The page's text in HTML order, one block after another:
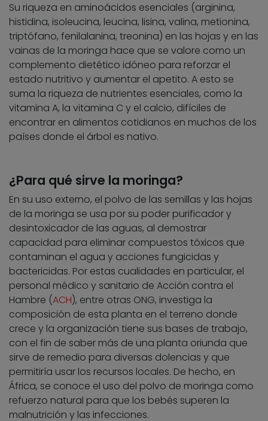
Su riqueza en aminoácidos esenciales (arginina,
histidina, isoleucina, leucina, lisina, valina, metionina,
triptófano, fenilalanina, treonina) en las hojas y en las
vainas de la moringa hace que se valore como un
complemento dietético idóneo para reforzar el
estado nutritivo y aumentar el apetito. A esto se
suma la riqueza de nutrientes esenciales, como la
vitamina A, la vitamina C y el calcio, difíciles de
encontrar en alimentos cotidianos en muchos de los
países donde el árbol es nativo.
¿Para qué sirve la moringa?
En su uso externo, el polvo de las semillas y las hojas
de la moringa se usa por su poder purificador y
desintoxicador de las aguas, al demostrar
capacidad para eliminar compuestos tóxicos que
contaminan el agua y acciones fungicidas y
bactericidas. Por estas cualidades en particular, el
personal médico y sanitario de Acción contra el
Hambre (ACH), entre otras ONG, investiga la
composición de esta planta en el terreno donde
crece y la organización tiene sus bases de trabajo,
con el fin de saber más de una planta oriunda que
sirve de remedio para diversas dolencias y que
permitiría usar los recursos locales. De hecho, en
África, se conoce el uso del polvo de moringa como
refuerzo natural para que los bebés superen la
malnutrición y las infecciones.